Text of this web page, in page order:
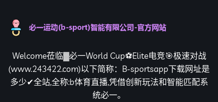
Welcome莅临▓必一World Cup⚽Elite电竞🎯极速对战
(www.243422.com)以下简称：B-sportsapp下载网址是
多少✔全站,全称:b体育直播,凭借创新玩法和智能匹配系
统必一。